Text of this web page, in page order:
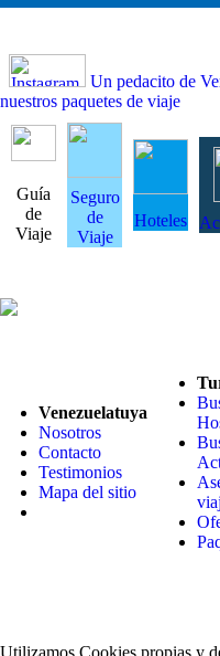
Un pedacito de
nuestros paquetes de viaje
Guía
de
Viaje
Seguro
de
Viaje
Hoteles
Venezuelatuya
Nosotros
Contacto
Testimonios
Mapa del sitio
Utilizamos Cookies propias y